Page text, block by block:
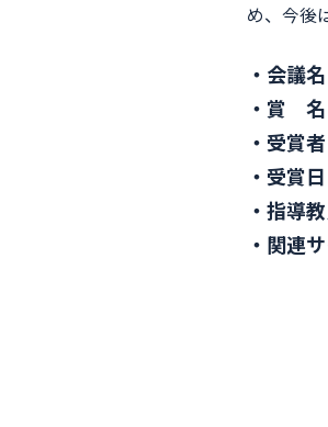
め、今後
会議
賞 名
受賞
受賞
指導
関連